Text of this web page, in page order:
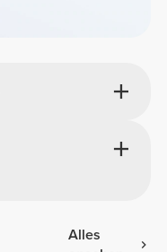
Alles